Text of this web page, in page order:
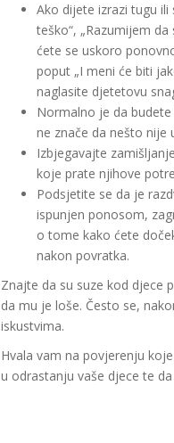
Ako dijete izrazi tugu
teško“, „Razumijem
ćete se uskoro
poput „I meni će biti
naglasite djetetovu
Normalno je da
ne znače da nešto nije
Izbjegavajte
koje prate njihove
Podsjetite se da je
ispunjen ponosom,
o tome kako ćete
nakon povratka.
Znajte da su suze kod djece
da mu je loše. Često se,
iskustvima.
Hvala vam na povjerenju
u odrastanju vaše djece te